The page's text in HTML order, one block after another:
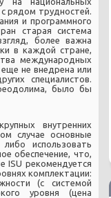
рядом трудностей.
и программного
старая система
более важна
в каждой стране,
международных
не внедрена или
специалистов.
было бы
внутренних
случае основные
использовать
обеспечение, что,
ISU рекомендуется
комплектации:
(с системой
уровня (цена